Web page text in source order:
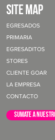
site map
EGRESADOS
PRIMARIA
EGRESADITOS
STORES
CLIENTE GOAR
LA EMPRESA
CONTACTO
sumate a